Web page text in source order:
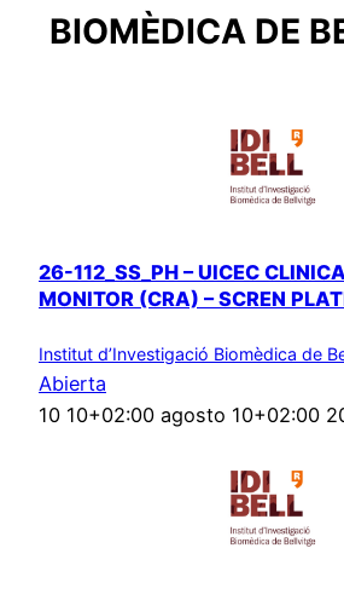
BIOMÈDICA DE
26-112_SS_PH – UICEC
MONITOR (CRA) – SCREN
Institut d’Investigació Biomèdica de
Abierta
10 10+02:00 agosto 10+02:00